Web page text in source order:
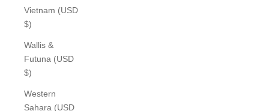
Vietnam (USD
$)
Wallis &
Futuna (USD
$)
Western
Sahara (USD